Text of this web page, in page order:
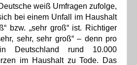
weiß Umfragen zufolge,
bei einem Unfall im Haushalt
bzw. „sehr groß“ ist. Richtiger
sehr, sehr groß“ – denn pro
Deutschland rund 10.000
im Haushalt zu Tode. Das